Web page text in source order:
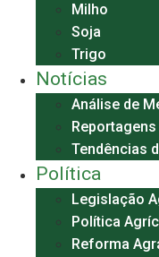
Milho
Soja
Trigo
Notícias
Análise de
Tendências
Política
Legislação
Política
Reforma